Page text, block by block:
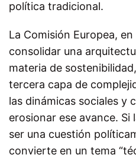
política tradicional.
La Comisión Europea,
consolidar una
materia de
tercera capa de
las dinámicas sociales y
erosionar ese avance. Si
ser una cuestión
convierte en un tema